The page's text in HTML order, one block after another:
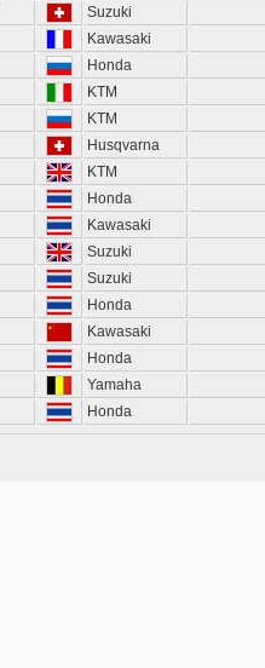
Suzuki
Kawasaki
Honda
KTM
KTM
Husqvarna
KTM
Honda
Kawasaki
Suzuki
Suzuki
Honda
Kawasaki
Honda
Yamaha
Honda